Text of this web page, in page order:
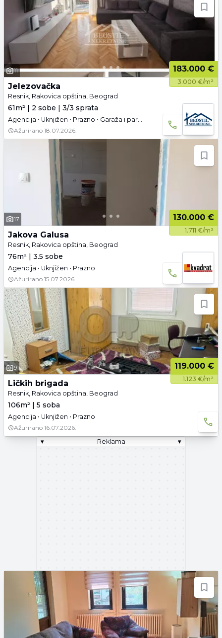
11 183.000 €
3.000 €/m²
Jelezovačka
Resnik, Rakovica opština, Beograd
61m² | 2 sobe | 3/3 sprata
Agencija • Uknjižen • Prazno • Garaža i parking
Ažurirano 18.07.2026.
17 130.000 €
1.711 €/m²
Jakova Galusa
Resnik, Rakovica opština, Beograd
76m² | 3.5 sobe
Agencija • Uknjižen • Prazno
Ažurirano 15.07.2026.
9 119.000 €
1.123 €/m²
Ličkih brigada
Resnik, Rakovica opština, Beograd
106m² | 5 soba
Agencija • Uknjižen • Prazno
Ažurirano 16.07.2026.
▾
Reklama ▾